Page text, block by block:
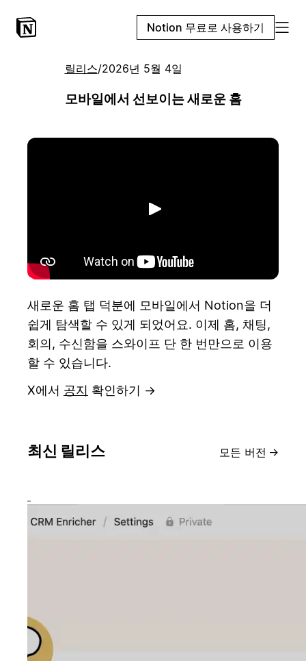
Notion 무료로 사용하기
릴리스/2026년 5월 4일
모바일에서 선보이는 새로운 홈
재생
새로운 홈 탭 덕분에 모바일에서 Notion을 더
쉽게 탐색할 수 있게 되었어요. 이제 홈, 채팅,
회의, 수신함을 스와이프 단 한 번만으로 이용
할 수 있습니다.
X에서 공지 확인하기 →
최신 릴리스 모든 버전 →